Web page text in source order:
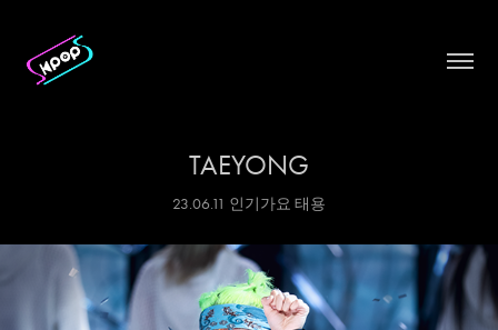
TAEYONG
23.06.11 인기가요 태용